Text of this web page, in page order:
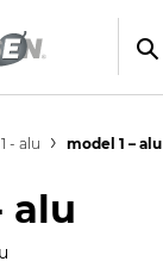
- alu model 1 – alu
alu